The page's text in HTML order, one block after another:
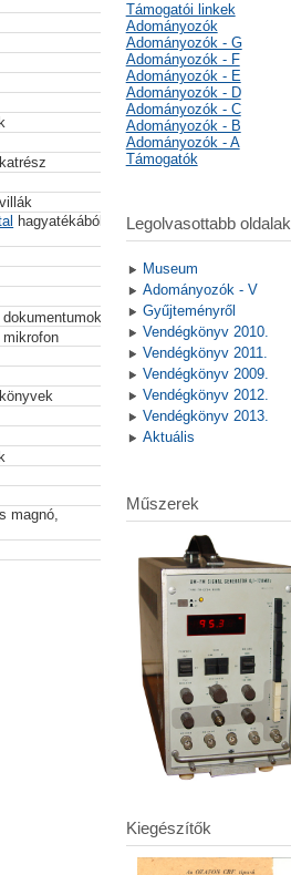
hagyatékából
magnó,
Támogatói linkek
Adományozók
Adományozók - G
Adományozók - F
Adományozók - E
Adományozók - D
Adományozók - C
Adományozók - B
Adományozók - A
Támogatók
Legolvasottabb oldalak
Museum
Adományozók - V
Gyűjteményről
Vendégkönyv 2010.
Vendégkönyv 2011.
Vendégkönyv 2009.
Vendégkönyv 2012.
Vendégkönyv 2013.
Aktuális
Műszerek
Kiegészítők